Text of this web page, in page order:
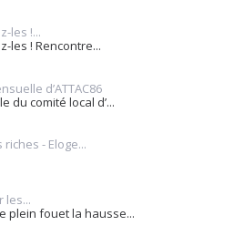
les !...
les ! Rencontre...
d’ATTAC86
du comité local d’...
riches - Eloge...
les...
plein fouet la hausse...